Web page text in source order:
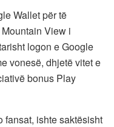
Wallet për të
View i
logon e Google
vonesë, dhjetë vitet e
bonus Play
fansat, ishte saktësisht